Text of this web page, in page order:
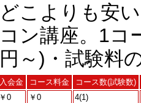
どこよりも安
コン講座。1コ
円～)・試験料
入会金 コース料金
コース数(試験数)
￥0
￥0 4(1)